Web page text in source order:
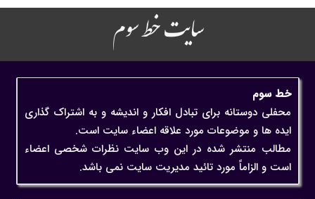
سایت خط سوم
خط سوم
محفلی دوستانه برای تبادل افکار و اندیشه و به اشتراک گذاری
ایده ها و موضوعات مورد علاقه اعضاء سایت است.
مطالب منتشر شده در این وب سایت نظرات شخصی اعضاء
است و الزاماً مورد تائید مدیریت سایت نمی باشد.